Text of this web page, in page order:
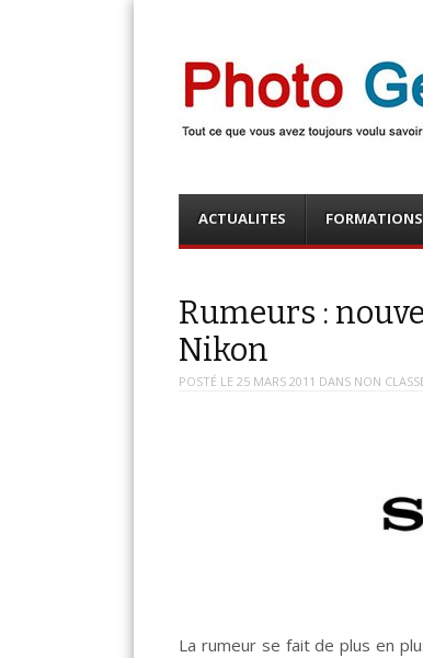
Photo Geek
Menu
content
ACTUALITES FORMATIONS
Rumeurs :
Nikon
POSTÉ LE25 MARS 2011 DANS NON
La rumeur se fait de plus en